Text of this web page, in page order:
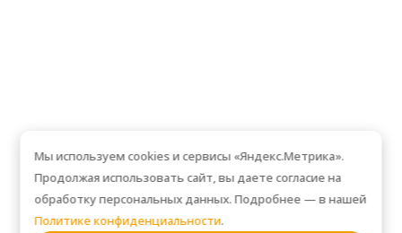
Мы используем cookies и сервисы «Яндекс.Метрика».
Продолжая использовать сайт, вы даете согласие на
обработку персональных данных. Подробнее — в нашей
Политике конфиденциальности.